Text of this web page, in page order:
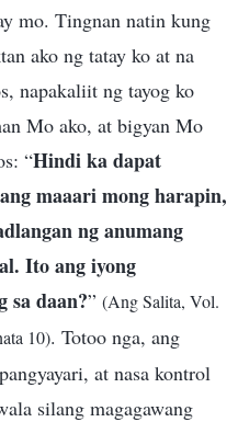
mo. Tingnan natin kung
ako ng tatay ko at na
napakaliit ng tayog ko
Mo ako, at bigyan Mo
“Hindi ka dapat
maaari mong harapin,
ng anumang
Ito ang iyong
daan?” (Ang Salita, Vol.
10). Totoo nga, ang
at nasa kontrol
silang magagawang